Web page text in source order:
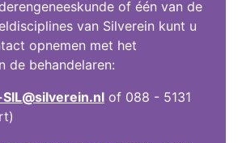
of één van de
van Silverein kunt u
opnemen met het
de behandelaren:
of 088 - 5131